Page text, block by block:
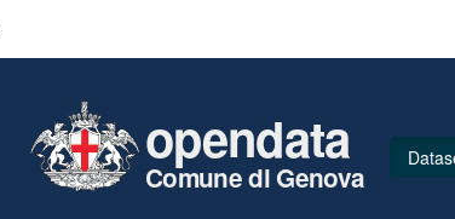
opendata
Comune di Genova